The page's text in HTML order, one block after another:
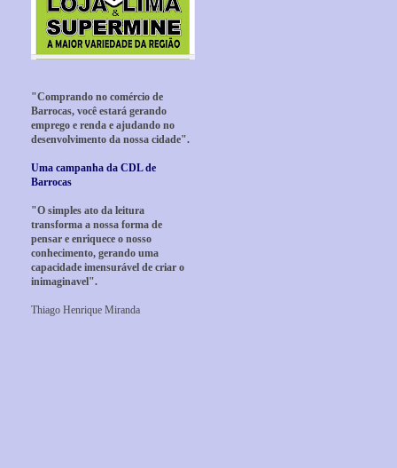
"Comprando no comércio de
Barrocas, você estará gerando
emprego e renda e ajudando no
desenvolvimento da nossa cidade".
Uma campanha da CDL de
Barrocas
"O simples ato da leitura
transforma a nossa forma de
pensar e enriquece o nosso
conhecimento, gerando uma
capacidade imensurável de criar o
inimaginavel".
Thiago Henrique Miranda